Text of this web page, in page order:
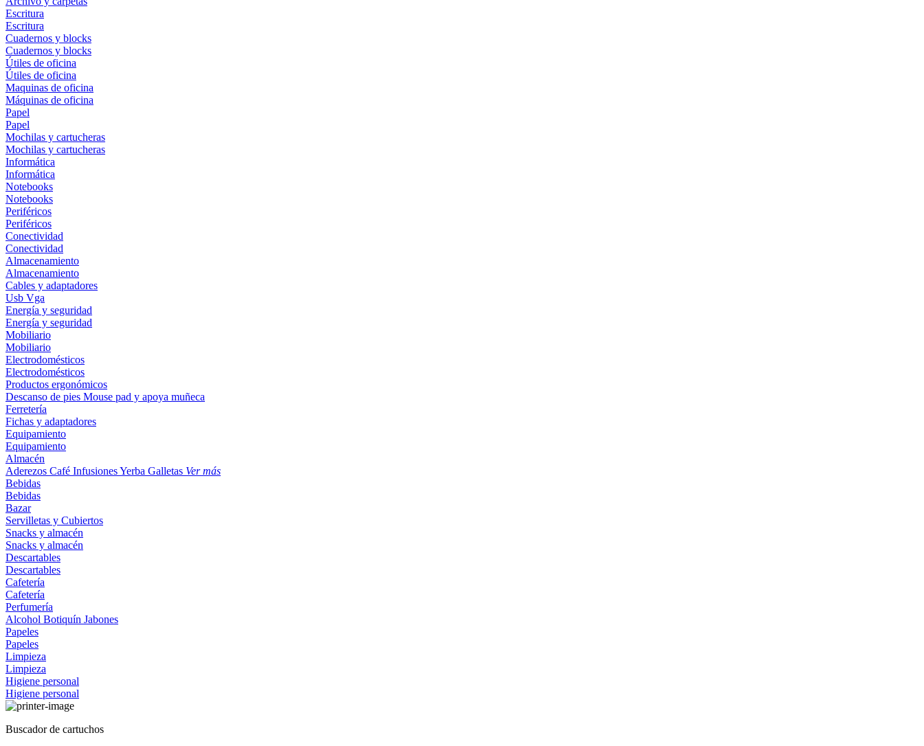
Escritura
Escritura
Cuadernos y blocks
Cuadernos y blocks
Útiles de oficina
Útiles de oficina
Maquinas de oficina
Máquinas de oficina
Papel
Papel
Mochilas y cartucheras
Mochilas y cartucheras
Informática
Informática
Notebooks
Notebooks
Periféricos
Periféricos
Conectividad
Conectividad
Almacenamiento
Almacenamiento
Cables y adaptadores
Usb Vga
Energía y seguridad
Energía y seguridad
Mobiliario
Mobiliario
Electrodomésticos
Electrodomésticos
Productos ergonómicos
Descanso de pies Mouse pad y apoya muñeca
Ferretería
Fichas y adaptadores
Equipamiento
Equipamiento
Almacén
Aderezos Café InfusionesYerba Galletas Ver más
Bebidas
Bebidas
Bazar
Servilletas y Cubiertos
Snacks y almacén
Snacks y almacén
Descartables
Descartables
Cafetería
Cafetería
Perfumería
Alcohol Botiquín Jabones
Papeles
Papeles
Limpieza
Limpieza
Higiene personal
Higiene personal
Buscador de cartuchos